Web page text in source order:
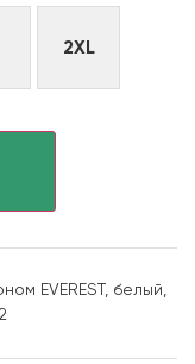
2XL
EVEREST, белый,